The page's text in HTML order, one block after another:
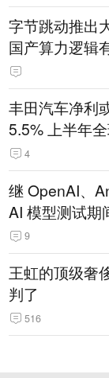
字节跳动推出
国产算力逻辑
丰田汽车净利
5.5% 上半年
14.3万辆
4
继 OpenAI、
AI 模型测试期
9
王虹的顶级奢
判了
516